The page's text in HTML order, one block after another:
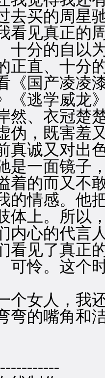
买的周星驰
看见真正的
十分的自以
正直、十
国产凌凌漆
《逃学威龙
然、衣冠楚
伪，既害羞
真诚又对出
一面镜子，
着的而又不
的情感。他
体上。所以
内心的代言
看见了真
可怜。这个
女人，我还
弯的嘴角和